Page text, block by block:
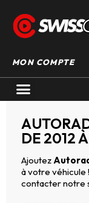
MON COMPTE
DE 2012
Ajoutez
à votre véhicule
contacter notre